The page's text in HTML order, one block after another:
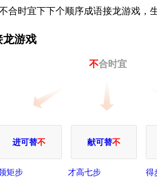
合时宜下下个顺序成语接龙游戏，
龙游戏
不合时宜
进可替不 献可替不
矩步 才高七步
得